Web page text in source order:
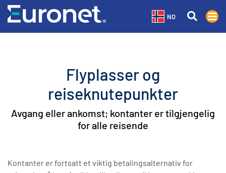
NO
Flyplasser og
reiseknutepunkter
Avgang eller ankomst; kontanter er tilgjengelig
for alle reisende
Kontanter er fortsatt et viktig betalingsalternativ for